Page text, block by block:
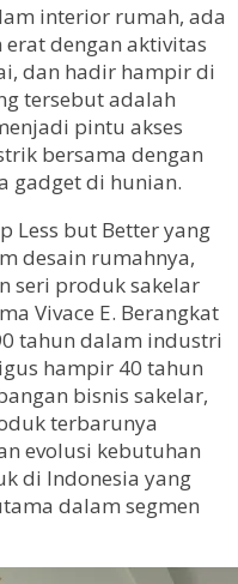
interior rumah, ada
dengan aktivitas
dan hadir hampir di
tersebut adalah
pintu akses
bersama dengan
gadget di hunian.
Less but Better yang
desain rumahnya,
seri produk sakelar
Vivace E. Berangkat
tahun dalam industri
hampir 40 tahun
bisnis sakelar,
terbarunya
evolusi kebutuhan
di Indonesia yang
dalam segmen